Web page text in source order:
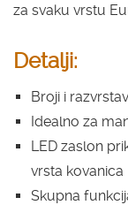
za svaku vrstu
Detalji:
Broji i
Idealno za
LED zaslon
vrsta kovanica
Skupna